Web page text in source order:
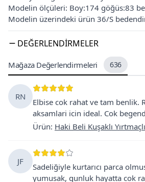
Modelin ölçüleri: Boy:174 göğüs:83
Modelin üzerindeki ürün 36/S
DEĞERLENDIRMELER
Mağaza Değerlendirmeleri 636
RN
Elbise cok rahat ve tam benlik.
aksamlari icin ideal. Cok
Ürün: Haki Beli Kuşaklı
JF
Sadeliğiyle kurtarıcı parca
yumusak, gunluk hayatta cok